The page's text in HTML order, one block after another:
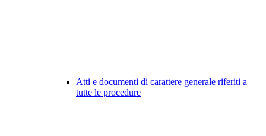
Atti e documenti di carattere generale riferiti a
tutte le procedure